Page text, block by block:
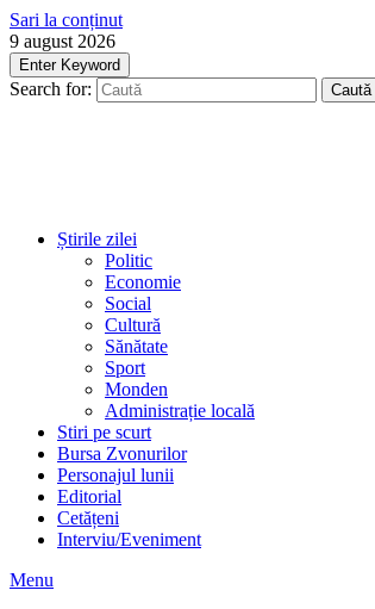
Sari la conținut
9 august 2026
Enter Keyword
Search for: Caută
Știrile zilei
Politic
Economie
Social
Cultură
Sănătate
Sport
Monden
Administrație locală
Stiri pe scurt
Bursa Zvonurilor
Personajul lunii
Editorial
Cetățeni
Interviu/Eveniment
Menu